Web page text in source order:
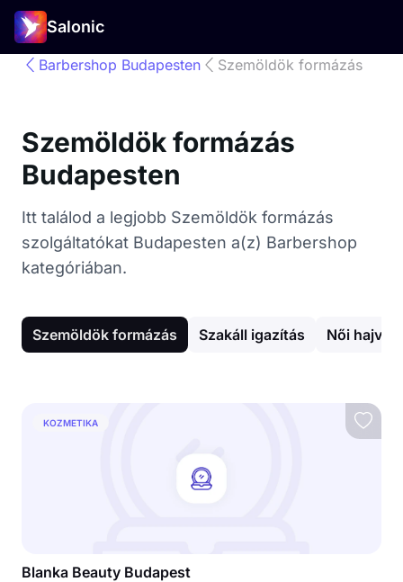
Salonic
Barbershop Budapesten Szemöldök formázás
Szemöldök formázás
Budapesten
Itt találod a legjobb Szemöldök formázás
szolgáltatókat Budapesten a(z) Barbershop
kategóriában.
Szemöldök formázás Szakáll igazítás Női
KOZMETIKA
Blanka Beauty Budapest